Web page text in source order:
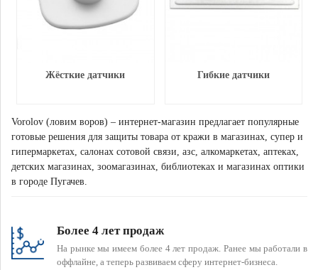
Жёсткие датчики Гибкие датчики
Vorolov (ловим воров) – интернет-магазин предлагает популярные
готовые решения для защиты товара от кражи в магазинах, супер и
гипермаркетах, салонах сотовой связи, азс, алкомаркетах, аптеках,
детских магазинах, зоомагазинах, библиотеках и магазинах оптики
в городе Пугачев.
Более 4 лет продаж
На рынке мы имеем более 4 лет продаж. Ранее мы работали в
оффлайне, а теперь развиваем сферу интернет-бизнеса.